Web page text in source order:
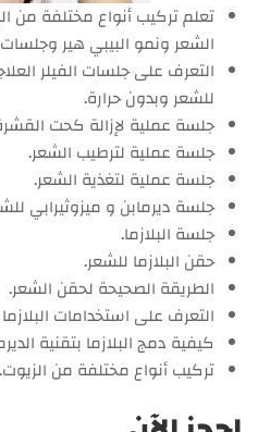
تعلم تركيب أنواع مختلفة من
الشعر ونمو البيبي هير
التعرف على جلسات الفيلر
للشعر وبدون حرارة.
جلسة عملية لإزالة كحت
جلسة عملية لترطيب الشعر.
جلسة عملية لتغذية الشعر.
جلسة ديرمابن و ميزوثيرابي
جلسة البلازما.
حقن البلازما للشعر.
الطريقة الصحيحة لحقن الشعر.
التعرف على استخدامات
كيفية دمج البلازما بتقنية
تركيب أنواع مختلفة من الزيوت.